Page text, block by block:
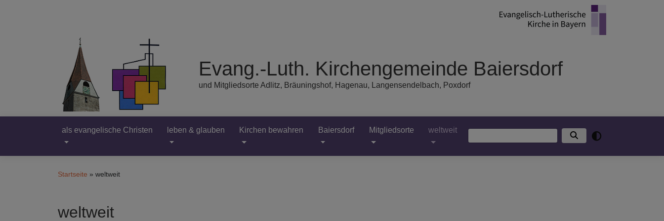
Evang.-Luth. Kirchengemeinde Baiersdorf
und Mitgliedsorte Adlitz, Bräuningshof, Hagenau, Langensendelbach, Poxdorf
Hauptnavigation
als evangelische Christen leben & glauben Kirchen bewahren Baiersdorf Mitgliedsorte weltweitSuche
Startseite weltweit
weltweit